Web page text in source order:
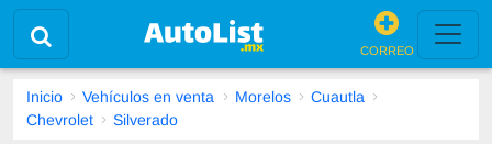
CORREO
Inicio Vehículos en venta Morelos
Cuautla
Chevrolet
Silverado